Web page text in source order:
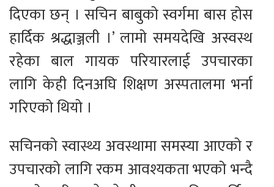
दिएका छन् । सचिन बाबुको स्वर्गमा बास होस
हार्दिक श्रद्धाञ्जली ।’ लामो समयदेखि अस्वस्थ
रहेका बाल गायक परियारलाई उपचारका
लागि केही दिनअघि शिक्षण अस्पतालमा भर्ना
गरिएको थियो ।
सचिनको स्वास्थ्य अवस्थामा समस्या आएको र
उपचारको लागि रकम आवश्यकता भएको भन्दै